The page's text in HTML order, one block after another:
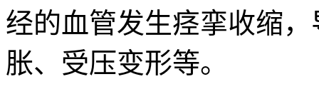
经的血管发生痉挛收缩
胀、受压变形等。